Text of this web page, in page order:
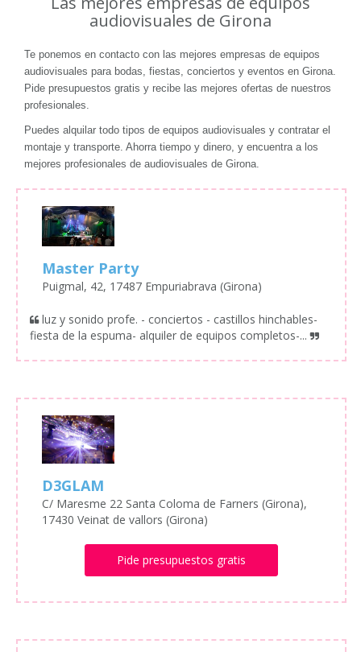
audiovisuales de Girona
Te ponemos en contacto con las mejores empresas de equipos
audiovisuales para bodas, fiestas, conciertos y eventos en Girona.
Pide presupuestos gratis y recibe las mejores ofertas de nuestros
profesionales.
Puedes alquilar todo tipos de equipos audiovisuales y contratar el
montaje y transporte. Ahorra tiempo y dinero, y encuentra a los
mejores profesionales de audiovisuales de Girona.
Master Party
Puigmal, 42, 17487 Empuriabrava (Girona)
luz y sonido profe. - conciertos - castillos hinchables-
fiesta de la espuma- alquiler de equipos completos-...
D3GLAM
C/ Maresme 22 Santa Coloma de Farners (Girona),
17430 Veinat de vallors (Girona)
Pide presupuestos gratis